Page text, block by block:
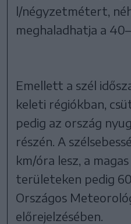
l/négyzetmétert,
meghaladhatja a
Emellett a szél
keleti régiókban,
pedig az ország
részén. A
km/óra lesz, a
területeken pedig
Országos
előrejelzésében.